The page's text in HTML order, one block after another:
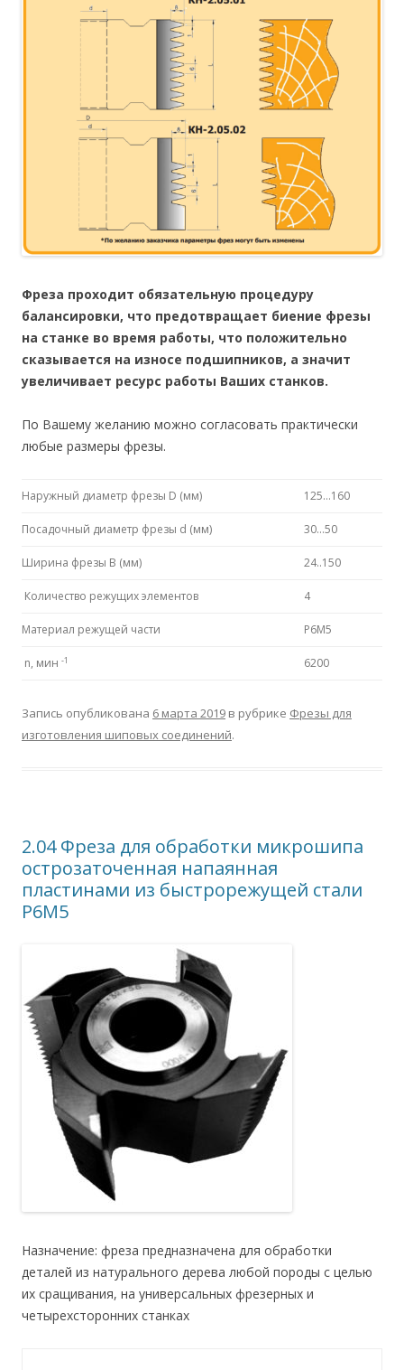
Фреза проходит обязательную процедуру
балансировки, что предотвращает биение фрезы
на станке во время работы, что положительно
сказывается на износе подшипников, а значит
увеличивает ресурс работы Ваших станков.
По Вашему желанию можно согласовать практически
любые размеры фрезы.
Наружный диаметр фрезы D (мм) 125…160
Посадочный диаметр фрезы d (мм) 30…50
Ширина фрезы B (мм) 24..150
Количество режущих элементов 4
Материал режущей части P6M5
n, мин -1 6200
Запись опубликована 6 марта 2019 в рубрике Фрезы для
изготовления шиповых соединений.
2.04 Фреза для обработки микрошипа
острозаточенная напаянная
пластинами из быстрорежущей стали
Р6М5
Назначение: фреза предназначена для обработки
деталей из натурального дерева любой породы с целью
их сращивания, на универсальных фрезерных и
четырехсторонних станках